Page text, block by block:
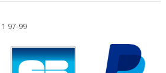
97-99